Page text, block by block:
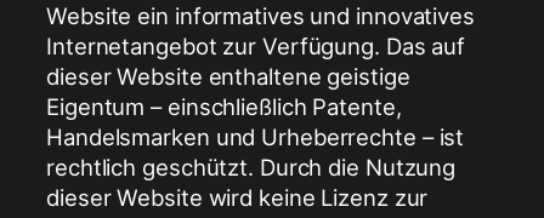
Website ein informatives und innovatives
Internetangebot zur Verfügung. Das auf
dieser Website enthaltene geistige
Eigentum – einschließlich Patente,
Handelsmarken und Urheberrechte – ist
rechtlich geschützt. Durch die Nutzung
dieser Website wird keine Lizenz zur